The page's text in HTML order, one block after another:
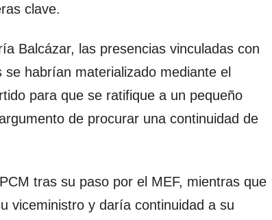
clave.
Balcázar, las presencias vinculadas con
habrían materializado mediante el
para que se ratifique a un pequeño
de procurar una continuidad de
tras su paso por el MEF, mientras que
viceministro y daría continuidad a su